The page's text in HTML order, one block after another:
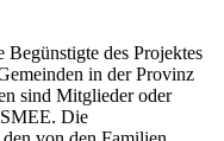
Begünstigte des Projektes
in der Provinz
sind Mitglieder oder
Die